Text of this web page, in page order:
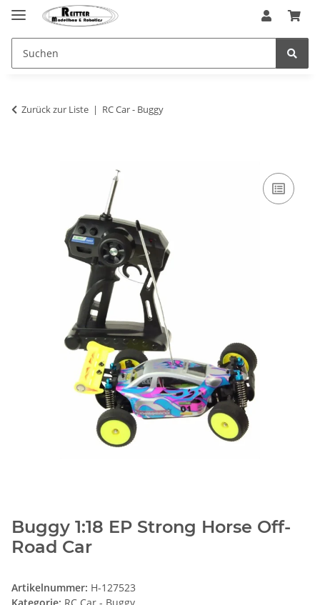
Zurück zur Liste RC Car - Buggy
Buggy 1:18 EP Strong Horse Off-
Road Car
Artikelnummer: H-127523